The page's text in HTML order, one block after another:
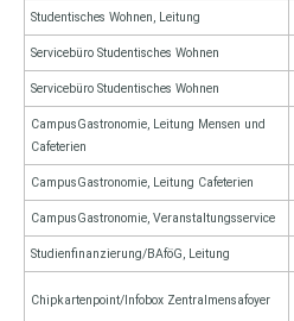
Studentisches Wohnen, Leitung
Servicebüro Studentisches Wohnen
Servicebüro Studentisches Wohnen
CampusGastronomie, Leitung Mensen und
Cafeterien
CampusGastronomie, Leitung Cafeterien
CampusGastronomie, Veranstaltungsservice
Studienfinanzierung/BAföG, Leitung
Chipkartenpoint/Infobox Zentralmensafoyer